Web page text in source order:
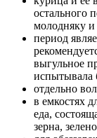
остального
молодняку
период
выгульное
испытывала
отдельно
в емкостях
еда,
зерна,